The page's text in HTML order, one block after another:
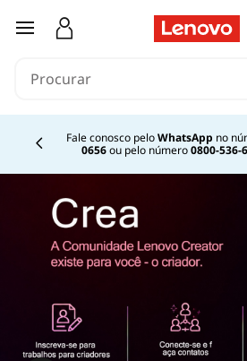
O
é
saltar para o conteúdo principal
Fale conosco peloWhatsApp no
0656ou pelo número0800-536-